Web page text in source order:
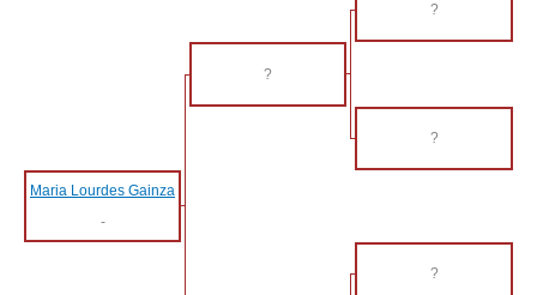
?
?
?
Maria Lourdes Gainza
-
?